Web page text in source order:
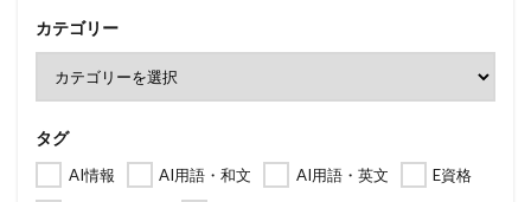
カテゴリー
タグ
AI情報 AI用語・和文 AI用語・英文
E資格